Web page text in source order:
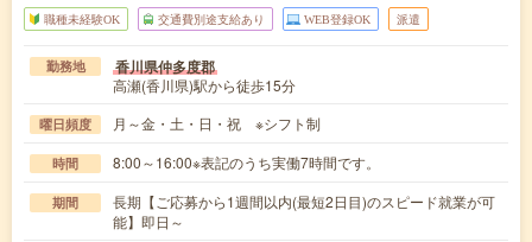
職種未経験OK 交通費別途支給あり WEB登録OK 派遣
勤務地 香川県仲多度郡
高瀬(香川県)駅から徒歩15分
曜日頻度 月～金・土・日・祝 ※シフト制
時間 8:00～16:00※表記のうち実働7時間です。
期間
長期【ご応募から1週間以内(最短2日目)のスピード就業が可
能】即日～